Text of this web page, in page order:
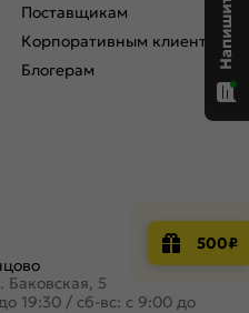
Поставщикам
Корпоративным клиентам
Блогерам
5
19:30 /сб-вс: с 9:00 до
500₽